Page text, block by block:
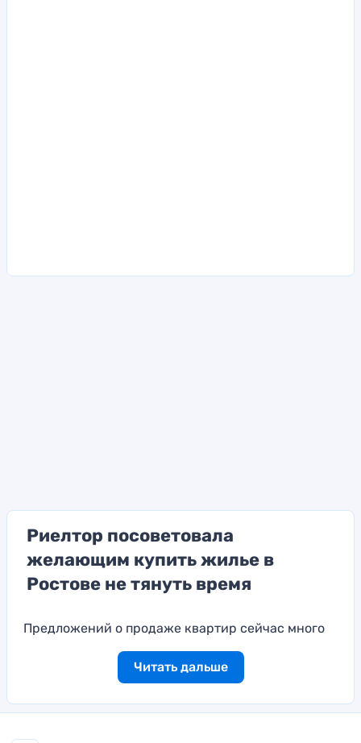
Риелтор посоветовала
желающим купить жилье в
Ростове не тянуть время
Предложений о продаже квартир сейчас много
Читать дальше